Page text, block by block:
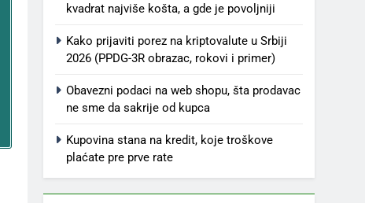
kvadrat najviše košta, a gde je povoljniji
Kako prijaviti porez na kriptovalute u Srbiji
2026 (PPDG-3R obrazac, rokovi i primer)
Obavezni podaci na web shopu, šta prodavac
ne sme da sakrije od kupca
Kupovina stana na kredit, koje troškove
plaćate pre prve rate